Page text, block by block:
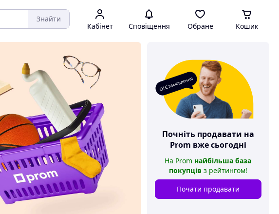
Знайти
Кабінет Сповіщення Обране Кошик
О! Є замовлення
Почніть продавати на
Prom вже сьогодні
На Prom найбільша база
покупців з рейтингом!
Почати продавати